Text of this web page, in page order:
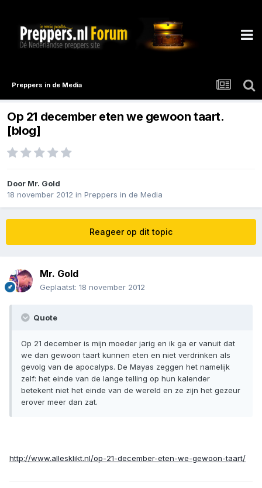
Preppers in de Media
Op 21 december eten we gewoon taart.
[blog]
Door Mr. Gold
18 november 2012 in Preppers in de Media
Reageer op dit topic
Mr. Gold
Geplaatst: 18 november 2012
Quote
Op 21 december is mijn moeder jarig en ik ga er vanuit dat
we dan gewoon taart kunnen eten en niet verdrinken als
gevolg van de apocalyps. De Mayas zeggen het namelijk
zelf: het einde van de lange telling op hun kalender
betekent niet het einde van de wereld en ze zijn het gezeur
erover meer dan zat.
http://www.allesklikt.nl/op-21-december-eten-we-gewoon-taart/